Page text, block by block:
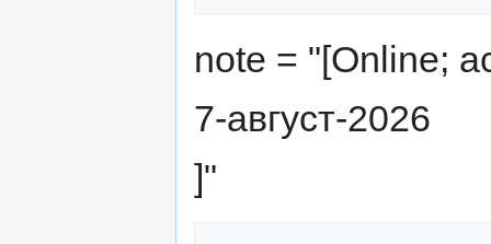
note = "[Online;
7-август-2026
]"